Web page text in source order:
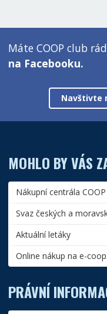
Máte COOP club
na Facebooku.
Navštivte
MOHLO BY VÁS
Nákupní centrála
Svaz českých a
Aktuální letáky
Online nákup na e-
PRÁVNÍ